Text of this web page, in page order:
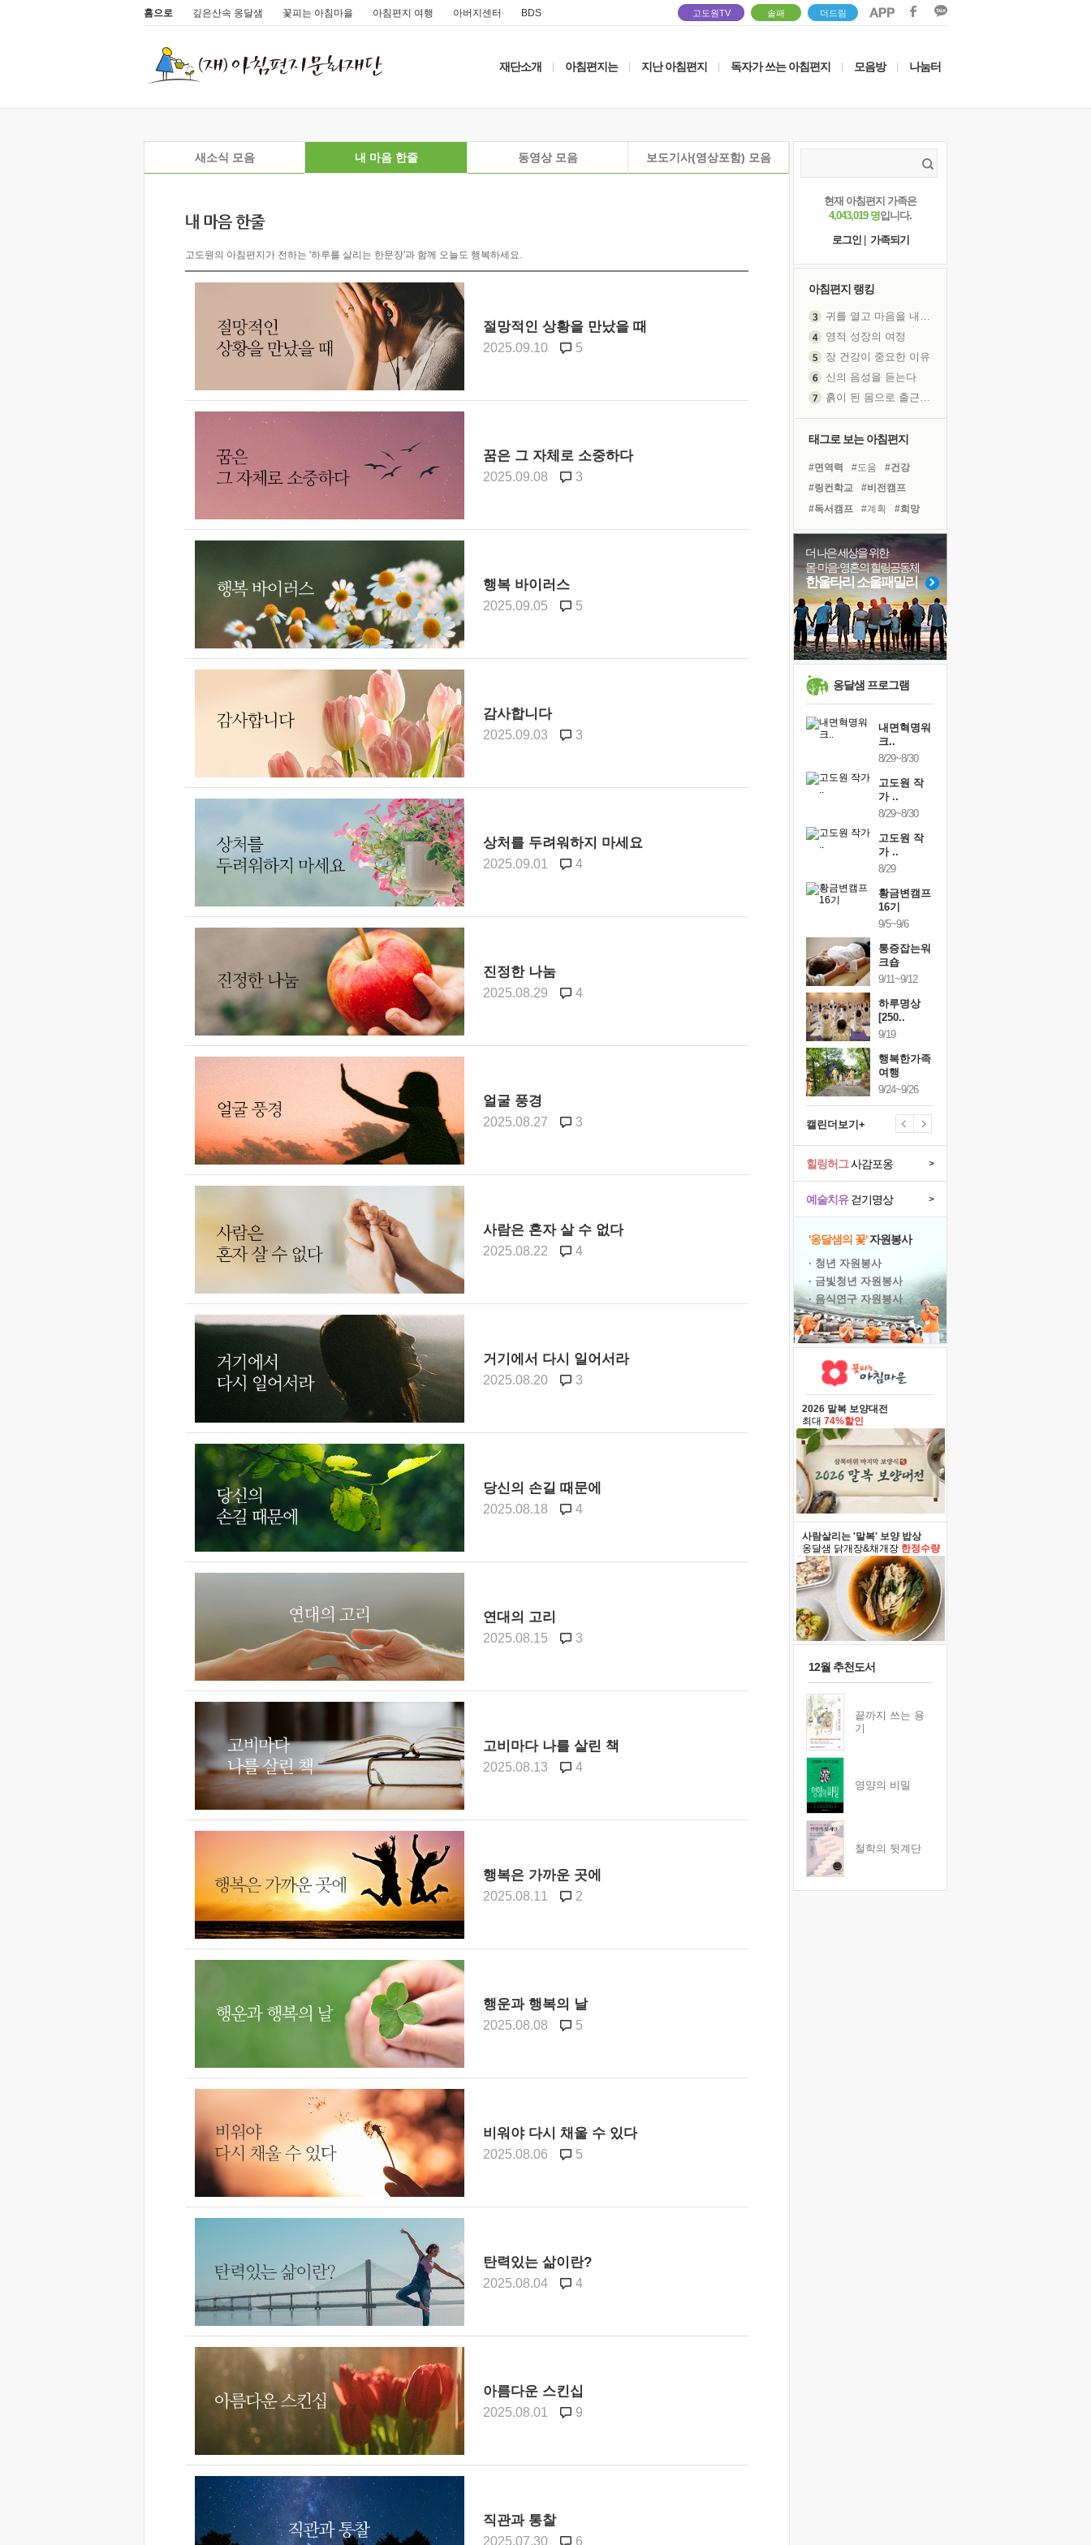
홈으로 깊은산속 옹달샘 꽃피는 아침마을 아침편지 여행 아버지센터 BDS 고도원TV 솔패 더드림
재단소개 아침편지는 지난 아침편지 독자가 쓰는 아침편지 모음방 나눔터
새소식 모음 내 마음 한줄 동영상 모음 보도기사(영상포함) 모음
고도원의 아침편지가 전하는 '하루를 살리는 한문장'과 함께 오늘도 행복하세요.
절망적인 상황을 만났을 때
2025.09.10 5
꿈은 그 자체로 소중하다
2025.09.08 3
행복 바이러스
2025.09.05 5
감사합니다
2025.09.03 3
상처를 두려워하지 마세요
2025.09.01 4
진정한 나눔
2025.08.29 4
얼굴 풍경
2025.08.27 3
사람은 혼자 살 수 없다
2025.08.22 4
거기에서 다시 일어서라
2025.08.20 3
당신의 손길 때문에
2025.08.18 4
연대의 고리
2025.08.15 3
고비마다 나를 살린 책
2025.08.13 4
행복은 가까운 곳에
2025.08.11 2
행운과 행복의 날
2025.08.08 5
비워야 다시 채울 수 있다
2025.08.06 5
탄력있는 삶이란?
2025.08.04 4
아름다운 스킨십
2025.08.01 9
직관과 통찰
2025.07.30 6
현재 아침편지 가족은
4,043,019 명입니다.
로그인
가족되기
아침편지 랭킹
귀를 열고 마음을 내어주고
영적 성장의 여정
장 건강이 중요한 이유
신의 음성을 듣는다
흙이 된 몸으로 출근하는 여자
졸업식 사진을 보며
극심한 변비, 어깨결림, 수면 장애
아픈 아버지를 위한 공간 설계
슬럼프
보고 싶은 어머니
유년 시절의 부산 영도 바다
못된 꼰대들
희망이란
'모른다'는 것
태그로 보는 아침편지
#면역력 #도움
#건강
#링컨학교
#비전캠프
#독서캠프
#계획
#희망
#위기
#유튜브
#바이러스
#삶
#명상
#독서
#아이들
#다짐
#사람
#친구
#극복
#나눔
#경험
더 나은 세상을 위한
몸·마음·영혼의 힐링공동체
한울타리 소울패밀리
옹달샘 프로그램
내면혁명워
크..
8/29~8/30
고도원 작
가 ..
8/29~8/30
고도원 작
가 ..
8/29
황금변캠프
16기
9/5~9/6
통증잡는워
크숍
9/11~9/12
하루명상
[250..
9/19
행복한가족
여행
9/24~9/26
캘린더보기+
예술치유걷기명상 >
힐링허그사감포옹 >
'옹달샘의 꽃'자원봉사
· 청년 자원봉사
· 금빛청년 자원봉사
· 음식연구 자원봉사
2026 말복 보양대전
최대 74%할인
사람살리는 '말복' 보양 밥상
옹달샘 닭개장&채개장 한정수량
12월 추천도서
끝까지 쓰는 용
기
영양의 비밀
철학의 뒷계단